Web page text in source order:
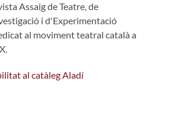
Assaig de Teatre, de
i d'Experimentació
al moviment teatral català a
al catàleg Aladí